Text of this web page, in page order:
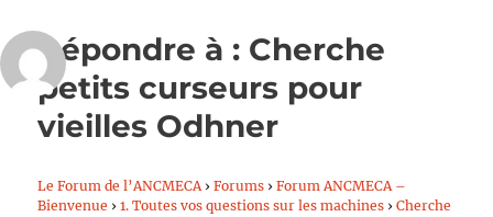
Répondre à : Cherche
petits curseurs pour
vieilles Odhner
Le Forum de l’ANCMECA › Forums › Forum ANCMECA –
Bienvenue › 1. Toutes vos questions sur les machines › Cherche